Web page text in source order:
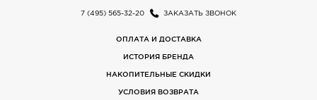
7 (495) 565-32-20 ЗАКАЗАТЬ ЗВОНОК
ОПЛАТА И ДОСТАВКА
ИСТОРИЯ БРЕНДА
НАКОПИТЕЛЬНЫЕ СКИДКИ
УСЛОВИЯ ВОЗВРАТА